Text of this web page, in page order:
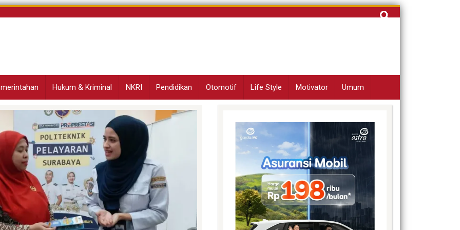
Cari
Hukum & Kriminal NKRI Pendidikan Otomotif Life Style Motivator Umum